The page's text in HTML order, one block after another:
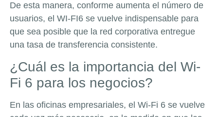
De esta manera, conforme aumenta el número de
usuarios, el WI-FI6 se vuelve indispensable para
que sea posible que la red corporativa entregue
una tasa de transferencia consistente.
¿Cuál es la importancia del Wi-
Fi 6 para los negocios?
En las oficinas empresariales, el Wi-Fi 6 se vuelve